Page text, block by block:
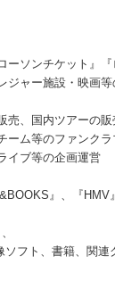
ーソンチケット』『
ジャー施設・映画
売、国内ツアーの販
ーム等のファンク
イブ等の企画運営
』、『
ソフト、書籍、関連